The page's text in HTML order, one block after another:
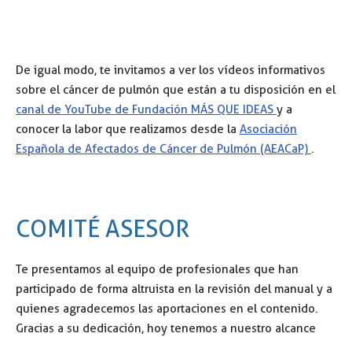
De igual modo, te invitamos a ver los vídeos informativos
sobre el cáncer de pulmón que están a tu disposición en el
canal de YouTube de Fundación MÁS QUE IDEAS y a
conocer la labor que realizamos desde la Asociación
Española de Afectados de Cáncer de Pulmón (AEACaP) .
COMITÉ ASESOR
Te presentamos al equipo de profesionales que han
participado de forma altruista en la revisión del manual y a
quienes agradecemos las aportaciones en el contenido.
Gracias a su dedicación, hoy tenemos a nuestro alcance